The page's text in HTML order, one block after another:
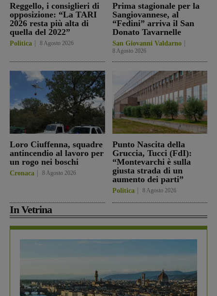
Reggello, i consiglieri di
opposizione: “La TARI
2026 resta più alta di
quella del 2022”
Politica 8 Agosto 2026
Prima stagionale per la
Sangiovannese, al
“Fedini” arriva il San
Donato Tavarnelle
San Giovanni Valdarno
8 Agosto 2026
Loro Ciuffenna, squadre
antincendio al lavoro per
un rogo nei boschi
Cronaca 8 Agosto 2026
Punto Nascita della
Gruccia, Tucci (FdI):
“Montevarchi è sulla
giusta strada di un
aumento dei parti”
Politica 8 Agosto 2026
In Vetrina